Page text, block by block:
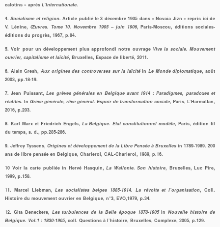
calotins » après L’Internationale.
4.Socialisme et religion. Article publié le 3 décembre 1905 dans « Novaïa Jizn » repris ici de
V. Lénine, Œuvres. Tome 10. Novembre 1905 – juin 1906, Paris-Moscou, éditions sociales-
éditions du progrès, 1967, p.84.
5. Voir pour un développement plus approfondi notre ouvrage Vive la sociale. Mouvement
ouvrier, capitalisme et laïcité, Bruxelles, Espace de liberté, 2011.
6. Alain Gresh, Aux origines des controverses sur la laïcitéinLe Monde diplomatique, août
2003, pp.18-19.
7. Jean Puissant,Les grèves générales en Belgique avant 1914 : Paradigmes, paradoxes et
réalités. In Grève générale, rêve général. Espoir de transformation sociale, Paris, L’Harmattan,
2016, p.203.
8. Karl Marx et Friedrich Engels, La Belgique. Etat constitutionnel modèle, Paris, édition fil
du temps, s. d., pp.285-286.
9. Jeffrey Tyssens, Origines et développement de la Libre Pensée à Bruxelles in 1789-1989. 200
ans de libre pensée en Belgique, Charleroi, CAL-Charleroi, 1989, p.16.
10 Voir la carte publiée in Hervé Hasquin,La Wallonie. Son histoire, Bruxelles, Luc Pire,
1999, p.158.
11. Marcel Liebman,Les socialistes belges 1885-1914. La révolte et l’organisation, Coll.
Histoire du mouvement ouvrier en Belgique, n°3, EVO,1979, p.34.
12. Gita Deneckere, Les turbulences de la Belle époque 1878-1905inNouvelle histoire de
Belgique. Vol.1 : 1830-1905, coll. Questions à l’histoire, Bruxelles, Complexe, 2005, p.129.